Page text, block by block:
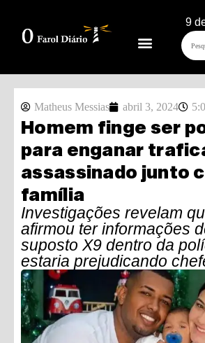
9
Matheus Messias abril 3, 2024
Homem finge ser
para enganar
assassinado junto
família
Investigações revelam
afirmou ter informações
suposto X9 dentro da
estaria prejudicando